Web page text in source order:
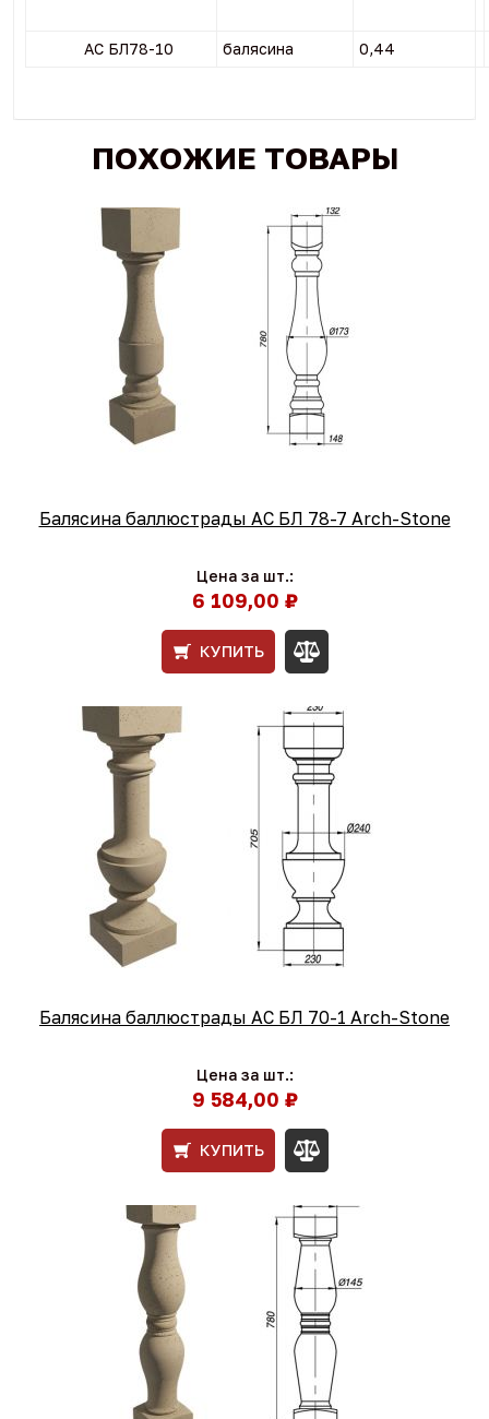
АС БЛ78-10 балясина 0,44
ПОХОЖИЕ ТОВАРЫ
Балясина баллюстрады АС БЛ 78-7 Arch-Stone
Цена за шт.:
6 109,00 ₽
КУПИТЬ
Балясина баллюстрады АС БЛ 70-1 Arch-Stone
Цена за шт.:
9 584,00 ₽
КУПИТЬ